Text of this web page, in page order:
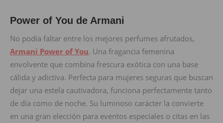
Power of You de Armani
No podía faltar entre los mejores perfumes afrutados,
Armani Power of You. Una fragancia femenina
envolvente que combina frescura exótica con una base
cálida y adictiva. Perfecta para mujeres seguras que buscan
dejar una estela cautivadora, funciona perfectamente tanto
de día como de noche. Su luminoso carácter la convierte
en una gran elección para eventos especiales o citas en las